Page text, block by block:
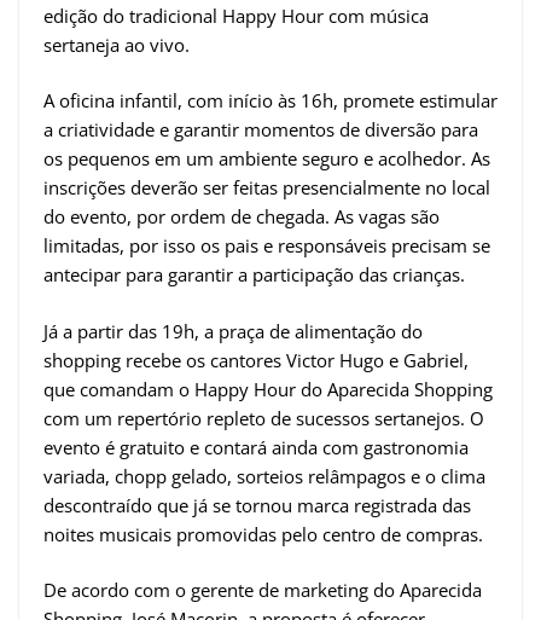
edição do tradicional Happy Hour com música
sertaneja ao vivo.
A oficina infantil, com início às 16h, promete estimular
a criatividade e garantir momentos de diversão para
os pequenos em um ambiente seguro e acolhedor. As
inscrições deverão ser feitas presencialmente no local
do evento, por ordem de chegada. As vagas são
limitadas, por isso os pais e responsáveis precisam se
antecipar para garantir a participação das crianças.
Já a partir das 19h, a praça de alimentação do
shopping recebe os cantores Victor Hugo e Gabriel,
que comandam o Happy Hour do Aparecida Shopping
com um repertório repleto de sucessos sertanejos. O
evento é gratuito e contará ainda com gastronomia
variada, chopp gelado, sorteios relâmpagos e o clima
descontraído que já se tornou marca registrada das
noites musicais promovidas pelo centro de compras.
De acordo com o gerente de marketing do Aparecida